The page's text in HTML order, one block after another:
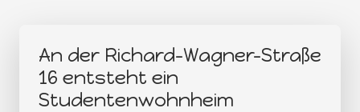
An der Richard-Wagner-Straße
16 entsteht ein
Studentenwohnheim